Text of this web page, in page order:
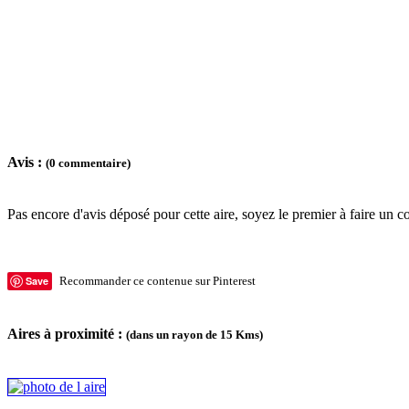
Avis : (0 commentaire)
Pas encore d'avis déposé pour cette aire, soyez le premier à faire un
Save Recommander ce contenue sur Pinterest
Aires à proximité : (dans un rayon de 15 Kms)